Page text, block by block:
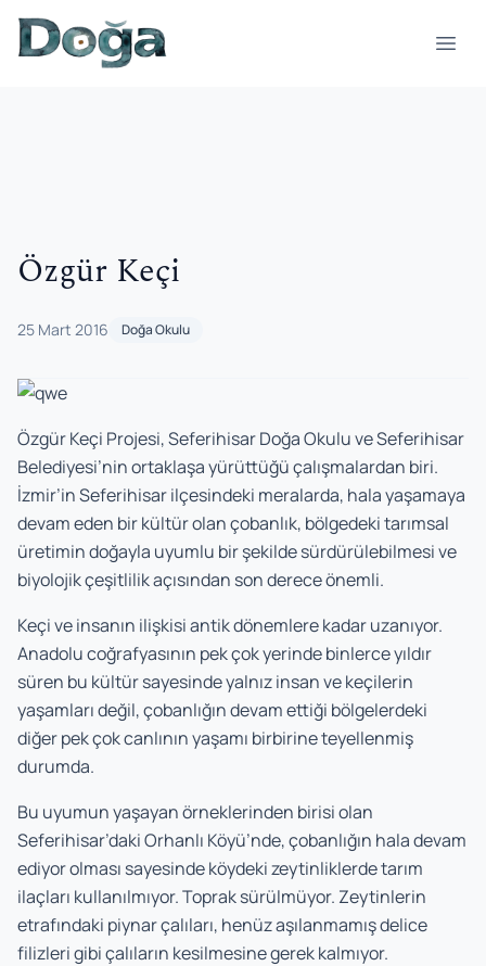
İçeriğe geç
Özgür Keçi
25 Mart 2016 Doğa Okulu
Özgür Keçi Projesi, Seferihisar Doğa Okulu ve Seferihisar
Belediyesi’nin ortaklaşa yürüttüğü çalışmalardan biri.
İzmir’in Seferihisar ilçesindeki meralarda, hala yaşamaya
devam eden bir kültür olan çobanlık, bölgedeki tarımsal
üretimin doğayla uyumlu bir şekilde sürdürülebilmesi ve
biyolojik çeşitlilik açısından son derece önemli.
Keçi ve insanın ilişkisi antik dönemlere kadar uzanıyor.
Anadolu coğrafyasının pek çok yerinde binlerce yıldır
süren bu kültür sayesinde yalnız insan ve keçilerin
yaşamları değil, çobanlığın devam ettiği bölgelerdeki
diğer pek çok canlının yaşamı birbirine teyellenmiş
durumda.
Bu uyumun yaşayan örneklerinden birisi olan
Seferihisar’daki Orhanlı Köyü’nde, çobanlığın hala devam
ediyor olması sayesinde köydeki zeytinliklerde tarım
ilaçları kullanılmıyor. Toprak sürülmüyor. Zeytinlerin
etrafındaki piynar çalıları, henüz aşılanmamış delice
filizleri gibi çalıların kesilmesine gerek kalmıyor.